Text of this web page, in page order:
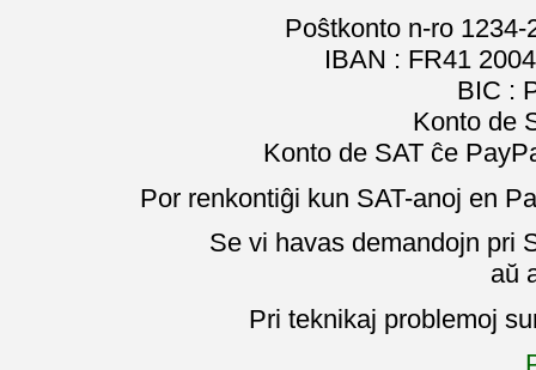
Poŝtkonto n-ro
IBAN : FR41
BIC :
Konto de
Konto de SAT ĉe
Por renkontiĝi kun SAT-anoj en
Se vi havas demandojn pri
aŭ
Pri teknikaj problemoj